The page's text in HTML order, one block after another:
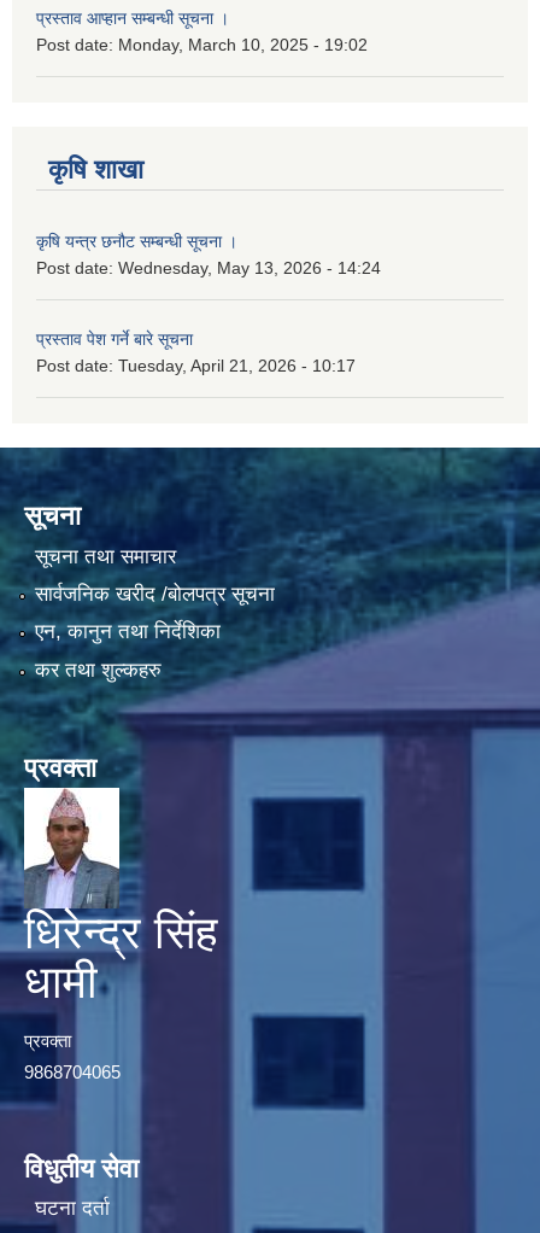
प्रस्ताव आप्हान सम्बन्धी सूचना ।
Post date: Monday, March 10, 2025 - 19:02
कृषि शाखा
कृषि यन्त्र छनौट सम्बन्धी सूचना ।
Post date: Wednesday, May 13, 2026 - 14:24
प्रस्ताव पेश गर्ने बारे सूचना
Post date: Tuesday, April 21, 2026 - 10:17
सूचना
सूचना तथा समाचार
सार्वजनिक खरीद /बोलपत्र सूचना
एन, कानुन तथा निर्देशिका
कर तथा शुल्कहरु
प्रवक्ता
धिरेन्द्र सिंह
धामी
प्रवक्ता
9868704065
विधुतीय सेवा
घटना दर्ता